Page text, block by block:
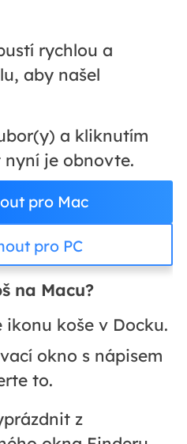
rychlou a
aby našel
a kliknutím
je obnovte.
pro Mac
pro PC
na Macu?
koše v Docku.
okno s nápisem
to.
z